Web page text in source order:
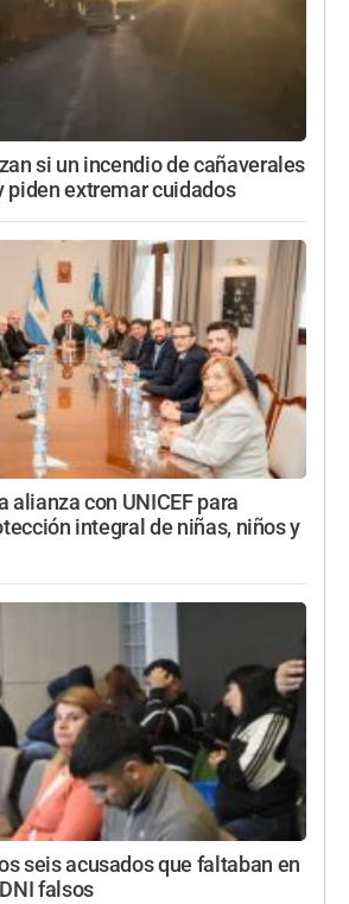
si un incendio de cañaverales
piden extremar cuidados
alianza con UNICEF para
integral de niñas, niños y
seis acusados que faltaban en
falsos